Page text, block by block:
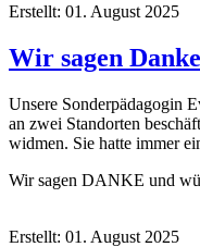
Erstellt: 01. August 2025
Wir sagen
Unsere Sonderpädagogin
an zwei Standorten
widmen. Sie hatte immer
Wir sagen DANKE und
Erstellt: 01. August 2025